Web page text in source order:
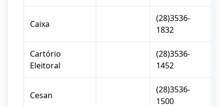
Caixa
(28)3536-
1832
Cartório
Eleitoral
(28)3536-
1452
Cesan
(28)3536-
1500